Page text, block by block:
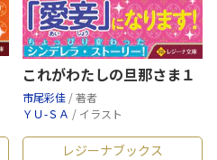
これがわたしの旦那さま１
市尾彩佳 / 著者
ＹＵ-ＳＡ / イラスト
レジーナブックス